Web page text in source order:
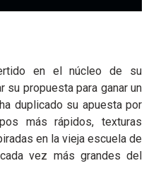
en el núcleo de su
su propuesta para ganar un
duplicado su apuesta por
más rápidos, texturas
en la vieja escuela de
vez más grandes del